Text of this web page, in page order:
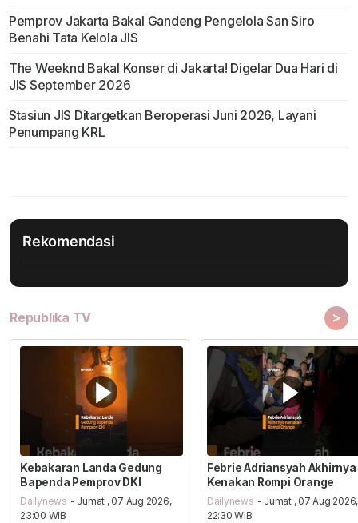
Pemprov Jakarta Bakal Gandeng Pengelola San Siro
Benahi Tata Kelola JIS
The Weeknd Bakal Konser di Jakarta! Digelar Dua Hari di
JIS September 2026
Stasiun JIS Ditargetkan Beroperasi Juni 2026, Layani
Penumpang KRL
Rekomendasi
Republika TV >
Kebakaran Landa Gedung
Bapenda Pemprov DKI
Dailynews - Jumat , 07 Aug 2026,
23:00 WIB
Febrie Adriansyah Akhirnya
Kenakan Rompi Orange
Dailynews - Jumat , 07 Aug 2026,
22:30 WIB